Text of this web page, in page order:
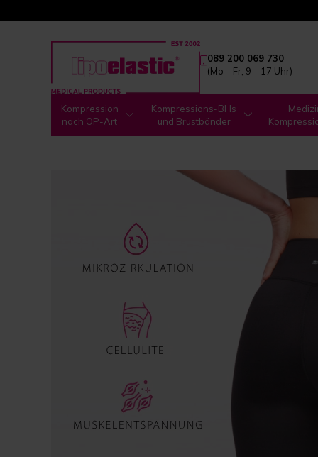
089 200 069 730
(Mo – Fr, 9 – 17 Uhr)
Kompression
nach OP-Art
Kompressions-BHs
und Brustbänder